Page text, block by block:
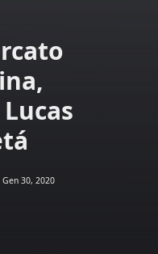
Gen 30, 2020